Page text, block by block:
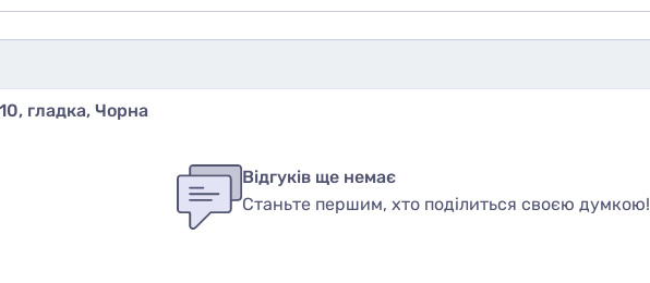
гладка, Чорна
Відгуків ще немає
Станьте першим, хто поділиться своєю думкою!